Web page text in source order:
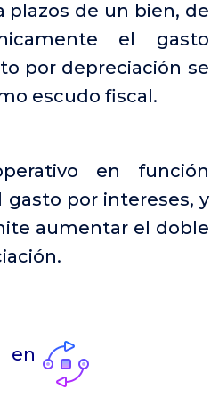
plazos de un bien, de
el gasto
por depreciación se
escudo fiscal.
en función
gasto por intereses, y
aumentar el doble